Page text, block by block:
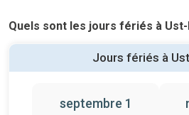
Quels sont les jours fériés à
Jours fériés à
septembre 1